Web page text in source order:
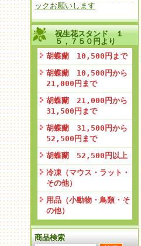
ックお願いします
祝生花スタンド １
５，７５０円より
胡蝶蘭 10,500円まで
胡蝶蘭 10,500円から
21,000円まで
胡蝶蘭 21,000円から
31,500円まで
胡蝶蘭 31,500円から
52,500円まで
胡蝶蘭 52,500円以上
冷凍（マウス・ラット・
その他）
用品（小動物・鳥類・そ
の他）
商品検索